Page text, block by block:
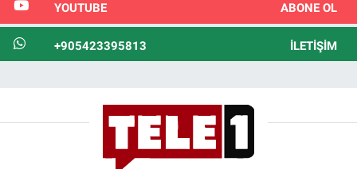
YOUTUBE ABONE OL
+905423395813 İLETIŞIM